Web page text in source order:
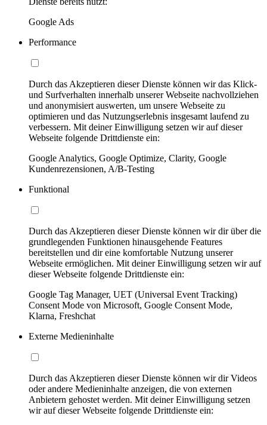
Google Ads
Performance
Durch das Akzeptieren dieser Dienste können wir das Klick-
und Surfverhalten innerhalb unserer Webseite nachvollziehen
und anonymisiert auswerten, um unsere Webseite zu
optimieren und das Nutzungserlebnis insgesamt laufend zu
verbessern. Mit deiner Einwilligung setzen wir auf dieser
Webseite folgende Drittdienste ein:
Google Analytics, Google Optimize, Clarity, Google
Kundenrezensionen, A/B-Testing
Funktional
Durch das Akzeptieren dieser Dienste können wir dir über die
grundlegenden Funktionen hinausgehende Features
bereitstellen und dir eine komfortable Nutzung unserer
Webseite ermöglichen. Mit deiner Einwilligung setzen wir auf
dieser Webseite folgende Drittdienste ein:
Google Tag Manager, UET (Universal Event Tracking)
Consent Mode von Microsoft, Google Consent Mode,
Klarna, Freshchat
Externe Medieninhalte
Durch das Akzeptieren dieser Dienste können wir dir Videos
oder andere Medieninhalte anzeigen, die von externen
Anbietern gehostet werden. Mit deiner Einwilligung setzen
wir auf dieser Webseite folgende Drittdienste ein: